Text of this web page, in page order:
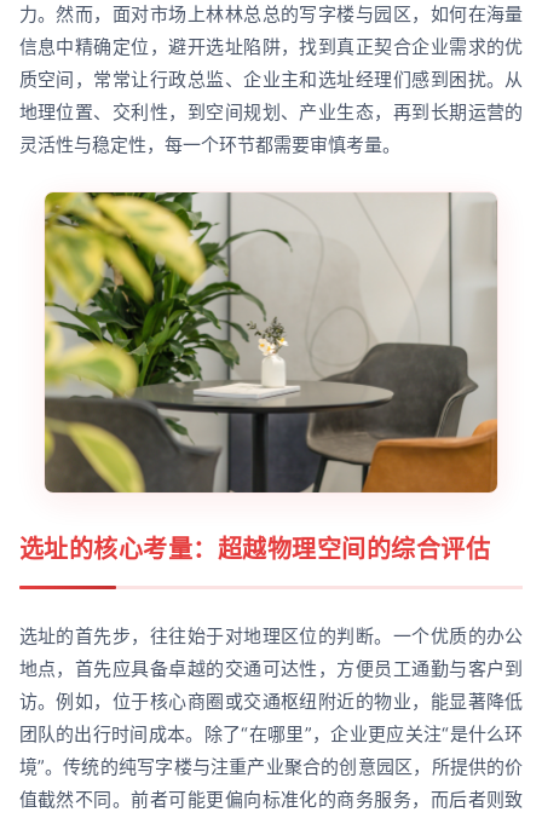
力。然而，面对市场上林林总总的写字楼与园区，如何在海量
信息中精确定位，避开选址陷阱，找到真正契合企业需求的优
质空间，常常让行政总监、企业主和选址经理们感到困扰。从
地理位置、交利性，到空间规划、产业生态，再到长期运营的
灵活性与稳定性，每一个环节都需要审慎考量。
选址的核心考量：超越物理空间的综合评估
选址的首先步，往往始于对地理区位的判断。一个优质的办公
地点，首先应具备卓越的交通可达性，方便员工通勤与客户到
访。例如，位于核心商圈或交通枢纽附近的物业，能显著降低
团队的出行时间成本。除了“在哪里”，企业更应关注“是什么环
境”。传统的纯写字楼与注重产业聚合的创意园区，所提供的价
值截然不同。前者可能更偏向标准化的商务服务，而后者则致